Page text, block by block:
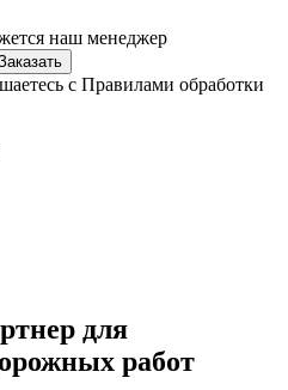
наш менеджер
с Правилами обработки
для
работ